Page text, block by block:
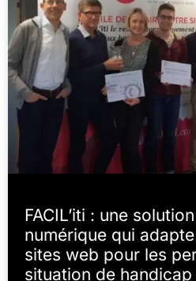
FACIL’iti : une
numérique qui
sites web pour les
situation de handicap